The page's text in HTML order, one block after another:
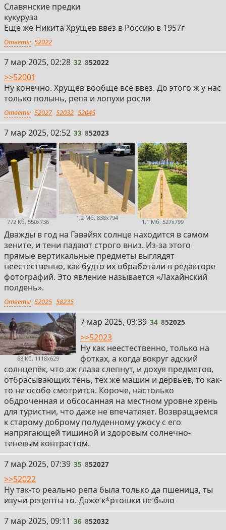
Славянские предки
кукуруза
Ещё же Никита Хрущев ввез в Россию в 1957г
Ответы 52022
32
7 мар 2025, 02:28 32 852022
>>52001
Ну конечно. Хрущёв вообще всё ввез. До этого ж у нас
только полынь, репа и лопухи росли
Ответы 52027 52032 52045
33
7 мар 2025, 02:52 33 852023
772 Кб, 550x736
1,2 Мб, 838x794
1,1 Мб, 527x799
Дважды в год на Гавайях солнце находится в самом
зените, и тени падают строго вниз. Из-за этого
прямые вертикальные предметы выглядят
неестественно, как будто их обработали в редакторе
фотографий. Это явление называется «Лахайнский
полдень».
Ответы 52025 58235
68 Кб, 1118x629
34
7 мар 2025, 03:39 34 852025
>>52023
Ну как неестественно, только на
фотках, а когда вокруг адский
солнцепёк, что аж глаза слепнут, и дохуя предметов,
отбрасывающих тень, тех же машин и дервьев, то как-
то не особо смотрится. Короче, настолько
обдроченная и обсосанная на местном уровне хрень
для туристни, что даже не впечатляет. Возвращаемся
к старому доброму полуденному ужосу с его
напрягающей тишиной и здоровым солнечно-
теневым контрастом.
35
7 мар 2025, 07:39 35 852027
>>52022
Ну так-то реально репа была только да пшеница, ты
изучи рецепты то. Даже к*ртошки не было
36
7 мар 2025, 09:11 36 852032